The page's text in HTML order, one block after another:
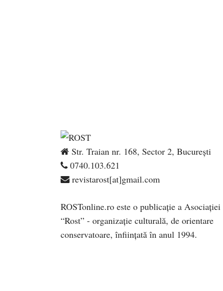
Str. Traian nr. 168, Sector 2, București
0740.103.621
revistarost[at]gmail.com
ROSTonline.ro este o publicaţie a Asociaţiei
“Rost” - organizaţie culturală, de orientare
conservatoare, înfiinţată în anul 1994.